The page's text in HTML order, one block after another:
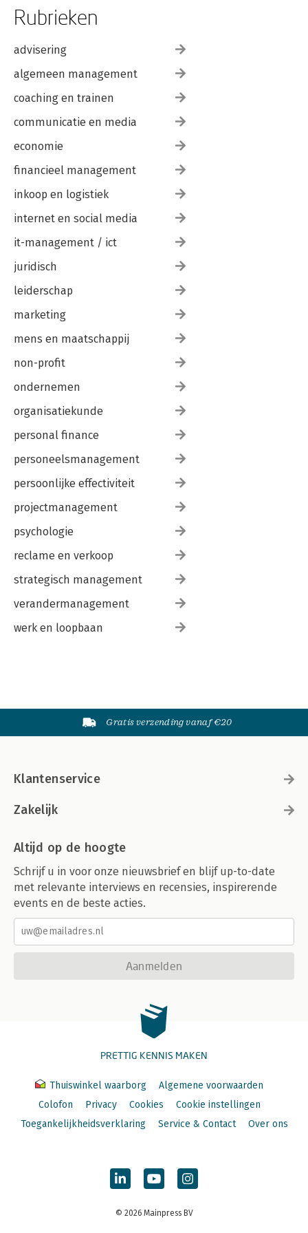
te kijken. Friso’s missie is helder: ruimte
creëren voor menselijke ontwikkeling,
binnen én buiten de jeugdzorg. Hij pleit
reageert op tekorten, maar bouwt aan
Vanuit die overtuiging draagt hij actief
bij aan het maatschappelijke gesprek
over de toekomst van de jeugdzorg.
Rubrieken
advisering
algemeen management
coaching en trainen
communicatie en media
economie
financieel management
inkoop en logistiek
internet en social media
it-management / ict
juridisch
leiderschap
marketing
mens en maatschappij
non-profit
ondernemen
organisatiekunde
personal finance
personeelsmanagement
persoonlijke effectiviteit
projectmanagement
psychologie
reclame en verkoop
strategisch management
verandermanagement
werk en loopbaan
Gratis verzending vanaf €20
Klantenservice
Zakelijk
Altijd op de hoogte
Schrijf u in voor onze nieuwsbrief en blijf up-to-date
met relevante interviews en recensies, inspirerende
events en de beste acties.
Aanmelden
PRETTIG KENNIS MAKEN
Thuiswinkel waarborg
Algemene voorwaarden
Colofon
Privacy Cookies
Cookie instellingen
Toegankelijkheidsverklaring
Service & Contact Over ons
© 2026 Mainpress BV